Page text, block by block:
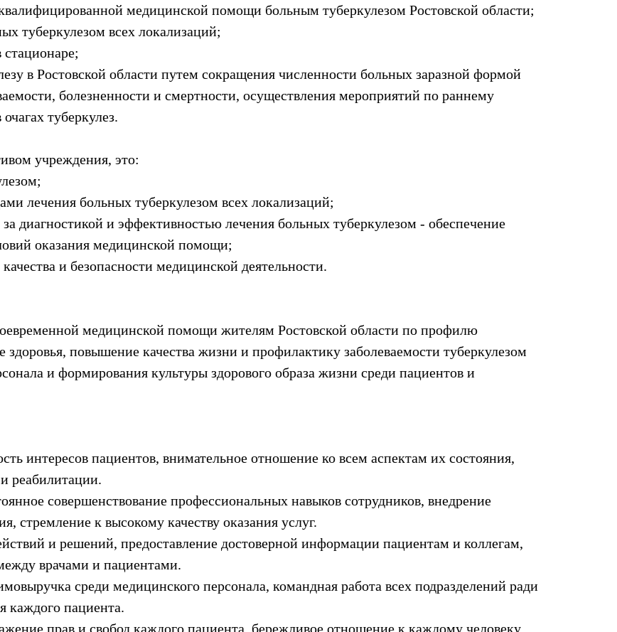
медицинской помощи больным туберкулезом Ростовской области;
туберкулезом всех локализаций;
в Ростовской области путем сокращения численности больных заразной формой
болезненности и смертности, осуществления мероприятий по раннему
туберкулез.
учреждения, это:
лечения больных туберкулезом всех локализаций;
диагностикой и эффективностью лечения больных туберкулезом - обеспечение
оказания медицинской помощи;
и безопасности медицинской деятельности.
медицинской помощи жителям Ростовской области по профилю
повышение качества жизни и профилактику заболеваемости туберкулезом
и формирования культуры здорового образа жизни среди пациентов и
интересов пациентов, внимательное отношение ко всем аспектам их состояния,
реабилитации.
совершенствование профессиональных навыков сотрудников, внедрение
стремление к высокому качеству оказания услуг.
и решений, предоставление достоверной информации пациентам и коллегам,
врачами и пациентами.
среди медицинского персонала, командная работа всех подразделений ради
каждого пациента.
прав и свобод каждого пациента, бережливое отношение к каждому человеку